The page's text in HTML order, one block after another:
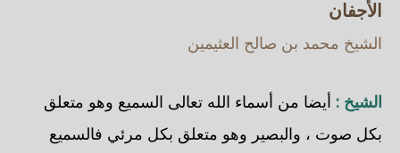
الأجفان
الشيخ محمد بن صالح العثيمين
الشيخ : أيضا من أسماء الله تعالى السميع وهو متعلق
بكل صوت ، والبصير وهو متعلق بكل مرئي فالسميع